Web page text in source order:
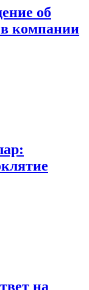
об
компании
на